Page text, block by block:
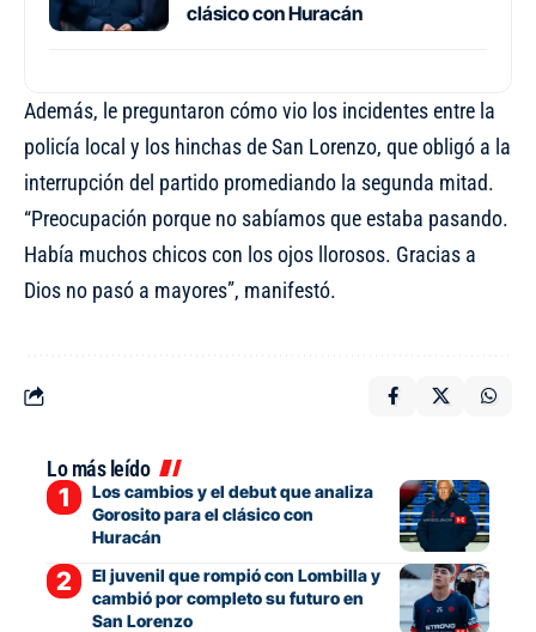
clásico con Huracán
Además, le preguntaron cómo vio los incidentes entre la
policía local y los hinchas de San Lorenzo, que obligó a la
interrupción del partido promediando la segunda mitad.
“Preocupación porque no sabíamos que estaba pasando.
Había muchos chicos con los ojos llorosos. Gracias a
Dios no pasó a mayores”, manifestó.
Lo más leído
Los cambios y el debut que analiza
Gorosito para el clásico con
Huracán
El juvenil que rompió con Lombilla y
cambió por completo su futuro en
San Lorenzo